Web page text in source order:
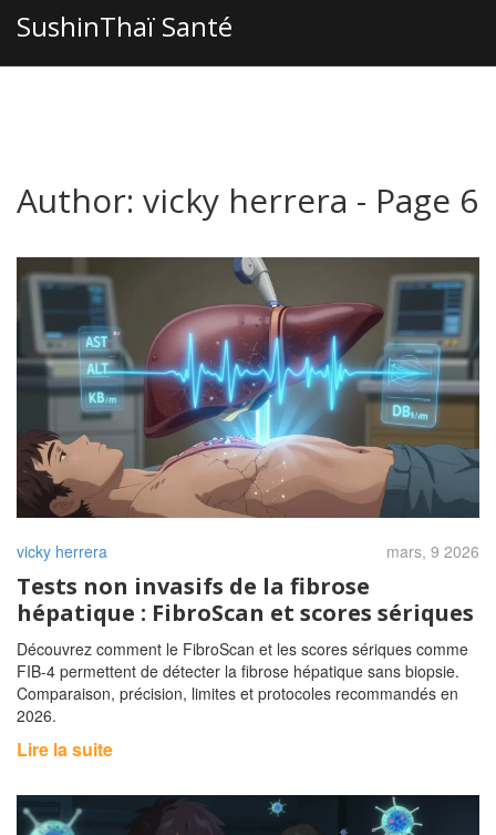
SushinThaï Santé
Author: vicky herrera - Page 6
vicky herrera mars, 9 2026
Tests non invasifs de la fibrose
hépatique : FibroScan et scores sériques
Découvrez comment le FibroScan et les scores sériques comme
FIB-4 permettent de détecter la fibrose hépatique sans biopsie.
Comparaison, précision, limites et protocoles recommandés en
2026.
Lire la suite